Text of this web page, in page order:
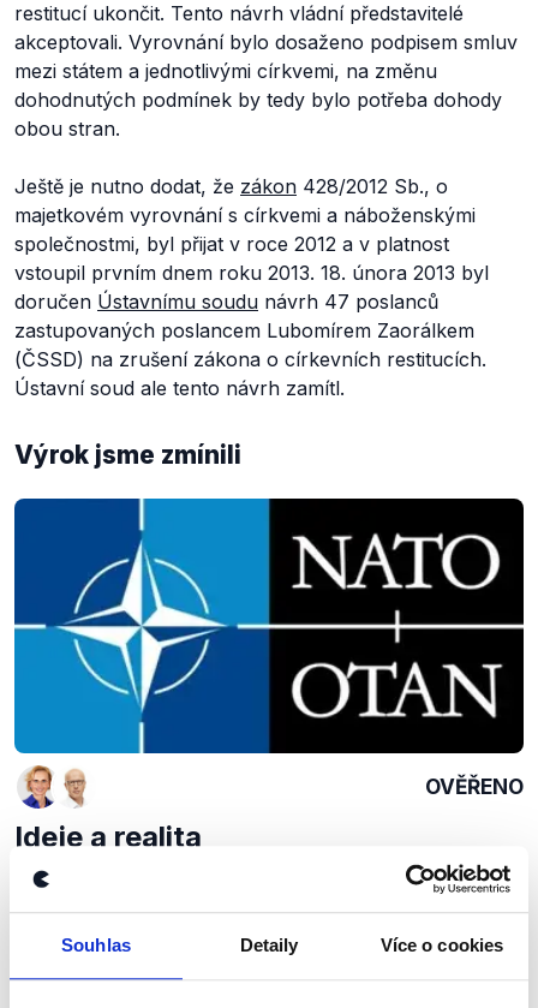
Souhlas Detaily Více o cookies
restitucí ukončit. Tento návrh vládní představitelé
akceptovali. Vyrovnání bylo dosaženo podpisem smluv
mezi státem a jednotlivými církvemi, na změnu
dohodnutých podmínek by tedy bylo potřeba dohody
obou stran.
Ještě je nutno dodat, že zákon 428/2012 Sb., o
majetkovém vyrovnání s církvemi a náboženskými
společnostmi, byl přijat v roce 2012 a v platnost
vstoupil prvním dnem roku 2013. 18. února 2013 byl
doručen Ústavnímu soudu návrh 47 poslanců
zastupovaných poslancem Lubomírem Zaorálkem
(ČSSD) na zrušení zákona o církevních restitucích.
Ústavní soud ale tento návrh zamítl.
Výrok jsme zmínili
OVĚŘENO
Ideje a realita
12. března 2017
Souboj europoslankyně Konečné s místopředsedou
Evropského parlamentu přinesl debatu nad tématy